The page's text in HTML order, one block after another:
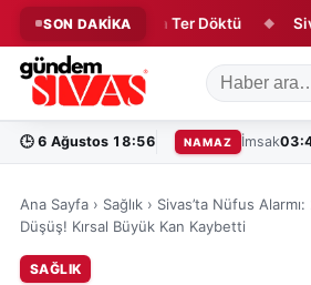
SON DAKİKA
Antrenmanda Ter Döktü ◆
🕒 6 Ağustos 18:56 NAMAZ İmsak
Ana Sayfa › Sağlık › Sivas’ta Nüfus
Düşüş! Kırsal Büyük Kan Kaybetti
SAĞLIK